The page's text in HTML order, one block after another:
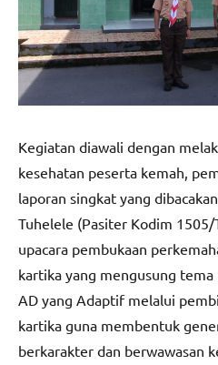
Kegiatan diawali dengan
kesehatan peserta kemah,
laporan singkat yang
Tuhelele (Pasiter Kodim
upacara pembukaan
kartika yang mengusung
AD yang Adaptif melalui
kartika guna membentuk
berkarakter dan berwawasan